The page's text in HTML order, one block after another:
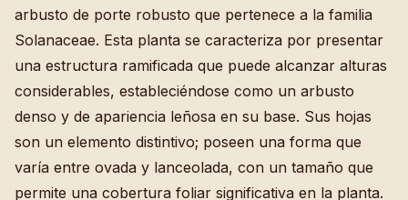
arbusto de porte robusto que pertenece a la familia
Solanaceae. Esta planta se caracteriza por presentar
una estructura ramificada que puede alcanzar alturas
considerables, estableciéndose como un arbusto
denso y de apariencia leñosa en su base. Sus hojas
son un elemento distintivo; poseen una forma que
varía entre ovada y lanceolada, con un tamaño que
permite una cobertura foliar significativa en la planta.